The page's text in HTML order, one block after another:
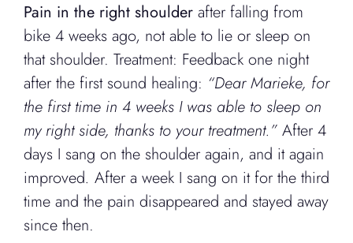
Pain in the right shoulder after falling from
bike 4 weeks ago, not able to lie or sleep on
that shoulder. Treatment: Feedback one night
after the first sound healing: “Dear Marieke, for
the first time in 4 weeks I was able to sleep on
my right side, thanks to your treatment.” After 4
days I sang on the shoulder again, and it again
improved. After a week I sang on it for the third
time and the pain disappeared and stayed away
since then.